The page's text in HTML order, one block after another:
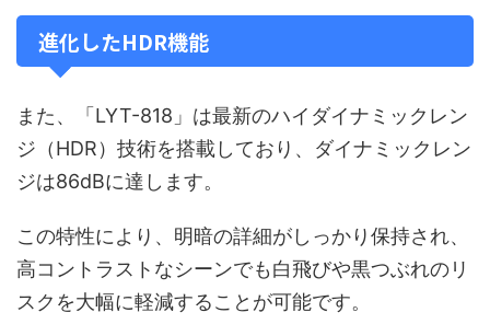
進化したHDR機能
また、「LYT-818」は最新のハイダイナミックレン
ジ（HDR）技術を搭載しており、ダイナミックレン
ジは86dBに達します。
この特性により、明暗の詳細がしっかり保持され、
高コントラストなシーンでも白飛びや黒つぶれのリ
スクを大幅に軽減することが可能です。